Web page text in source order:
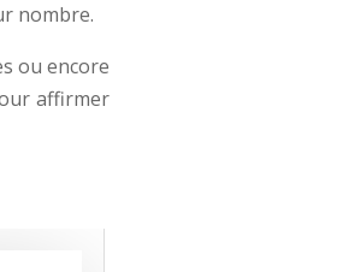
nombre.
ou encore
affirmer